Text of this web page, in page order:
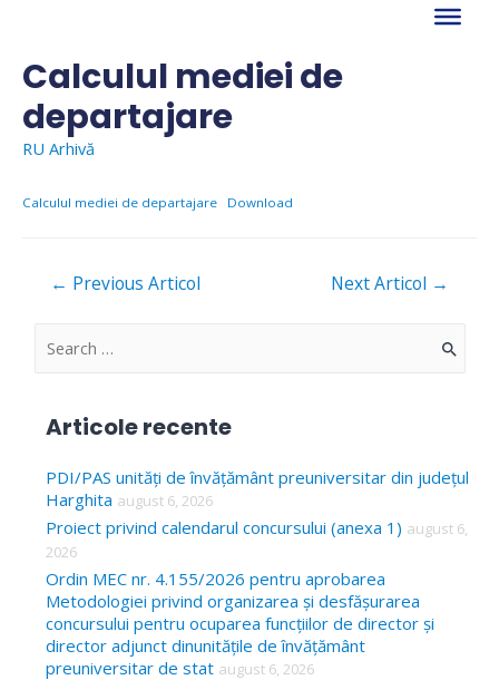
contentCalculul mediei de
departajare
RU Arhivă
Calculul mediei de departajare Download
Navigare
← Previous Articol Next Articol →
S
c
h
f
o
r
Articole recente
PDI/PAS unități de învățământ preuniversitar din județul
Harghita august 6, 2026
Proiect privind calendarul concursului (anexa 1) august 6,
2026
Ordin MEC nr. 4.155/2026 pentru aprobarea
Metodologiei privind organizarea și desfășurarea
concursului pentru ocuparea funcțiilor de director și
director adjunct dinunitățile de învățământ
preuniversitar de stat august 6, 2026